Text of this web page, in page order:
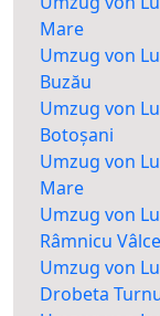
Mare
Umzug von
Buzău
Umzug von
Botoșani
Umzug von
Mare
Umzug von
Râmnicu
Umzug von
Drobeta